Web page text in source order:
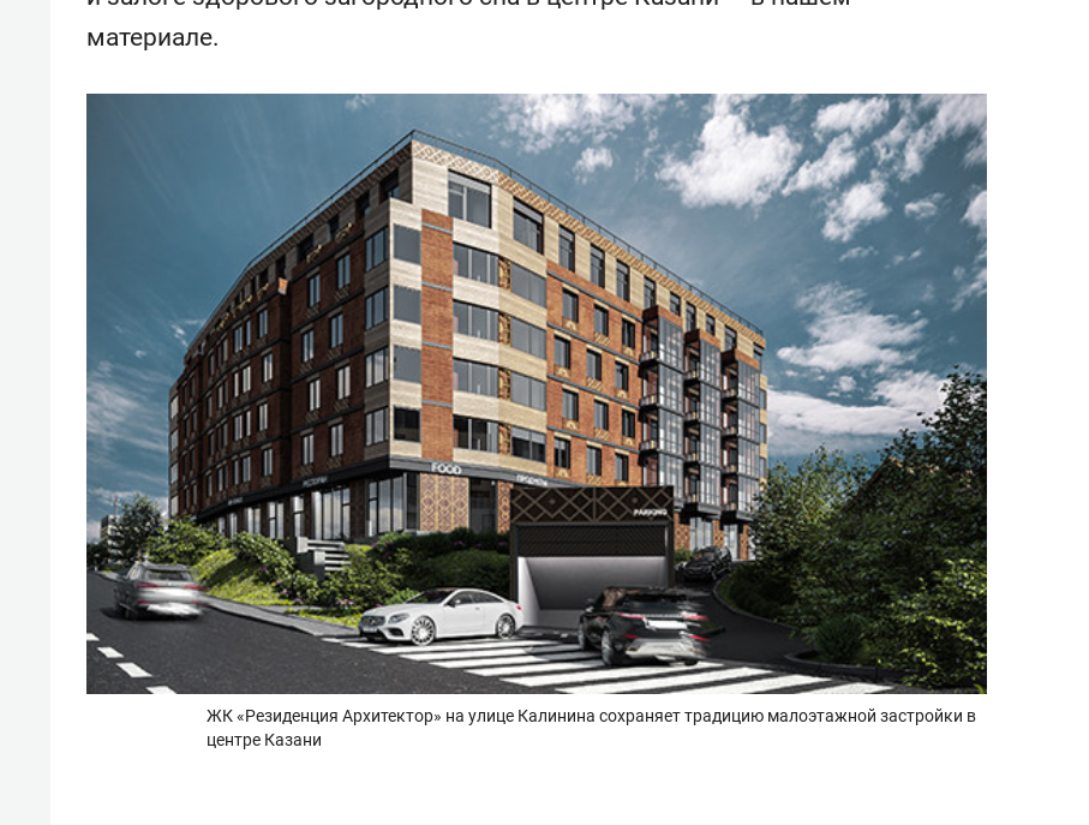
материале.
ЖК «Резиденция Архитектор» на улице Калинина сохраняет традицию малоэтажной застройки в
центре Казани